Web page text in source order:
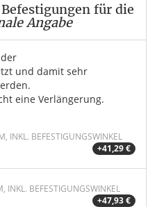
für die
Angabe
und damit sehr
eine Verlängerung.
INKL. BEFESTIGUNGSWINKEL
+41,29 €
INKL. BEFESTIGUNGSWINKEL
+47,93 €